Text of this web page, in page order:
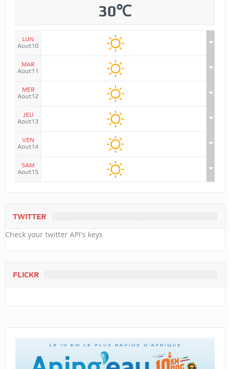
30℃
LUN
Aout10
MAR
Aout11
MER
Aout12
JEU
Aout13
VEN
Aout14
SAM
Aout15
TWITTER
Check your twitter API's keys
FLICKR